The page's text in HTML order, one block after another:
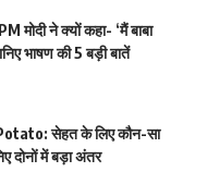
मोदी ने क्यों कहा- ‘मैं बाबा
भाषण की 5 बड़ी बातें
सेहत के लिए कौन-सा
दोनों में बड़ा अंतर